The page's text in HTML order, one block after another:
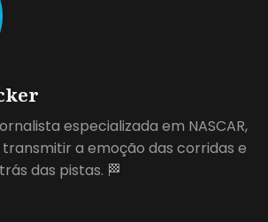
especializada em NASCAR,
a emoção das corridas e
das pistas. 🏁